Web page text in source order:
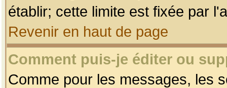
établir; cette limite est fixée par
Revenir en haut de page
Comment puis-je éditer ou
Comme pour les messages, les